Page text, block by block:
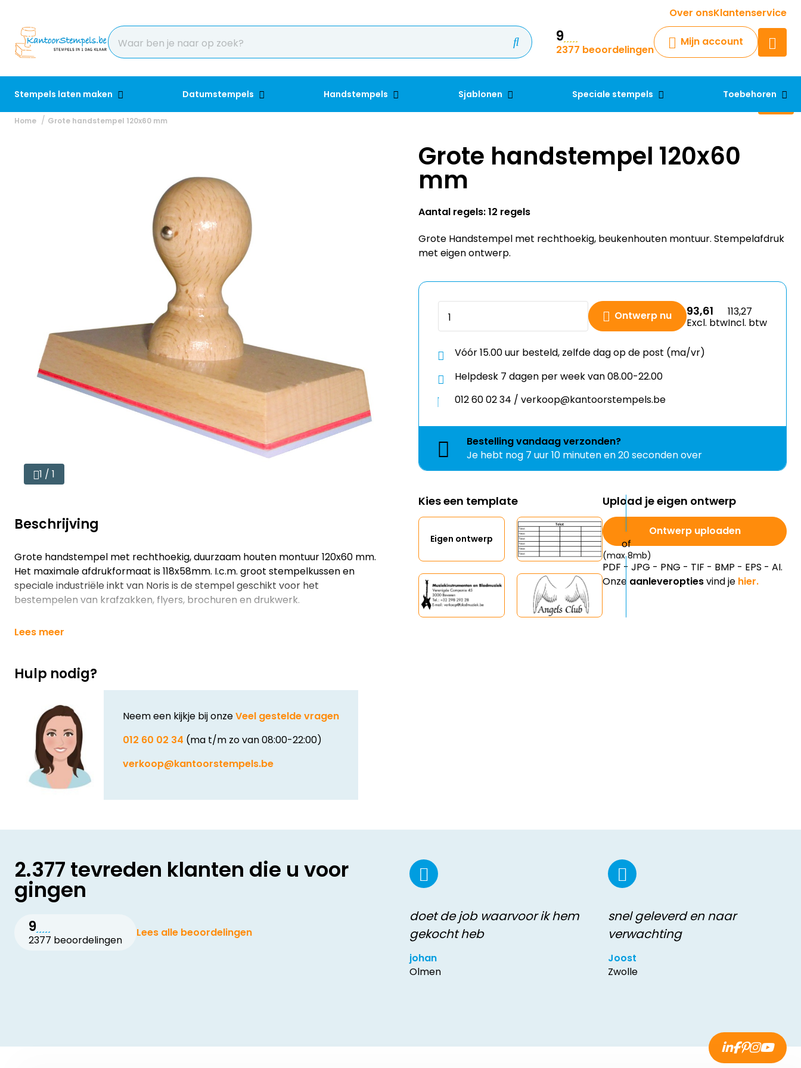
Over onsKlantenservice
9
2377 beoordelingen
Mijn account
Stempels laten maken Datumstempels Handstempels Sjablonen Speciale stempels Toebehoren
Krijg een antwoord op uw vraag
Chatbot
Chat 24/7 met onze chatbot
Contact
Home Grote handstempel 120x60 mm
1 / 1
Beschrijving
Grote handstempel met rechthoekig, duurzaam houten montuur 120x60 mm.
Het maximale afdrukformaat is 118x58mm. I.c.m. groot stempelkussen en
speciale industriële inkt van Noris is de stempel geschikt voor het
bestempelen van krafzakken, flyers, brochuren en drukwerk.
Lees meer
Hulp nodig?
Neem een kijkje bij onzeVeel gestelde vragen
012 60 02 34 (ma t/m zo van 08:00-22:00)
verkoop@kantoorstempels.be
Grote handstempel 120x60
mm
Aantal regels: 12 regels
Grote Handstempel met rechthoekig, beukenhouten montuur. Stempelafdruk
met eigen ontwerp.
Ontwerp nu 93,61
Excl. btw
113,27
Incl. btw
Vóór 15.00 uur besteld, zelfde dag op de post (ma/vr)
Helpdesk 7 dagen per week van 08.00-22.00
012 60 02 34 / verkoop@kantoorstempels.be
Bestellingvandaagverzonden?
Je hebt nog 7 uur 10 minuten en 19 seconden over
Kies een template
Eigen ontwerp
Upload je eigen ontwerp
Ontwerp uploaden
(max 8mb)
PDF - JPG - PNG - TIF - BMP - EPS - AI.
Onze aanleveroptiesvind je hier.
2.377 tevreden klanten die u voor
gingen
9
2377 beoordelingen
Lees alle beoordelingen
doet de job waarvoor ik hem
gekocht heb
johan
Olmen
snel geleverd en naar
verwachting
Joost
Zwolle